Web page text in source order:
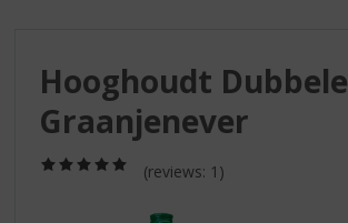
Hooghoudt Dubbele
Graanjenever
/
(reviews: 1)